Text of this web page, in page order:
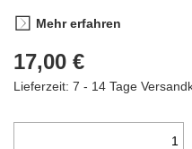
Mehr erfahren
17,00 €
Lieferzeit: 7 - 14 Tage